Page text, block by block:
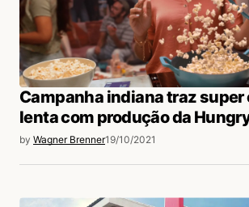
Campanha indiana traz super
lenta com produção da
by Wagner Brenner19/10/2021